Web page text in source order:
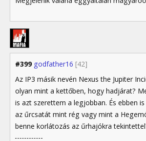
#399 godfather16 [42]
Az IP3 másik nevén Nexus the Jupiter
olyan mint a kettőben, hogy hadjárat?
is azt szerettem a legjobban. És ebben
az űrcsatát mint rég vagy mint a
benne korlátozás az űrhajókra